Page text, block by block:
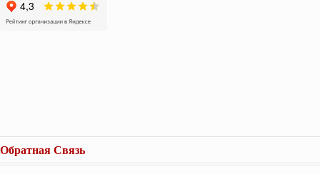
Обратная Связь